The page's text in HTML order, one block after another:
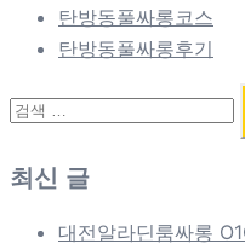
탄방동풀싸롱코스
탄방동풀싸롱후기
검
색:
최신 글
대전알라딘룸싸롱